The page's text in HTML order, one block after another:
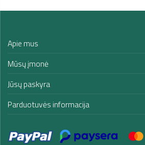
Apie mus
Mūsų įmonė
Jūsų paskyra
Parduotuvės informacija